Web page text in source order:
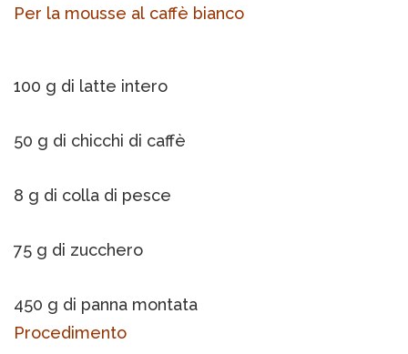
Per la mousse al caffè bianco
100 g di latte intero
50 g di chicchi di caffè
8 g di colla di pesce
75 g di zucchero
450 g di panna montata
Procedimento